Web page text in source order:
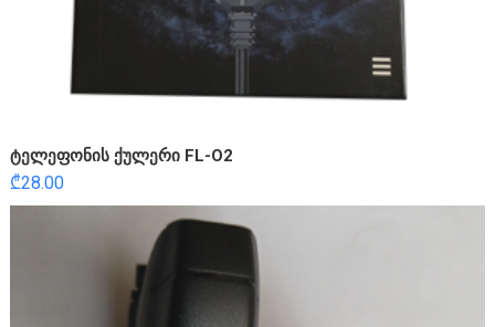
ტელეფონის ქულერი FL-O2
₾28.00